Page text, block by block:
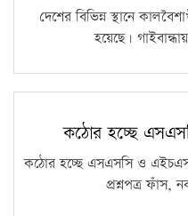
দেশের বিভিন্ন স্থানে
হয়েছে।
কঠোর হচ্ছে
কঠোর হচ্ছে এসএসসি ও
প্রশ্নপত্র ফাঁস,